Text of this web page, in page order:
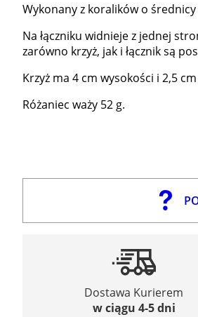
Wykonany z koralików o
Na łączniku widnieje z jednej
zarówno krzyż, jak i łącznik są
Krzyż ma 4 cm wysokości i 2,5
Różaniec waży 52 g.
Dostawa Kurierem
w ciągu 4-5 dni